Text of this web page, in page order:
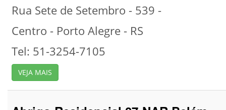
Rua Sete de Setembro - 539 -
Centro - Porto Alegre - RS
Tel: 51-3254-7105
VEJA MAIS